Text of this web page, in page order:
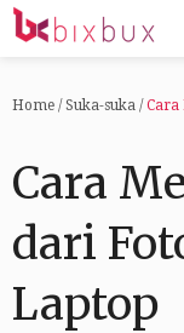
Home / Suka-suka / Cara
Cara
dari
Laptop